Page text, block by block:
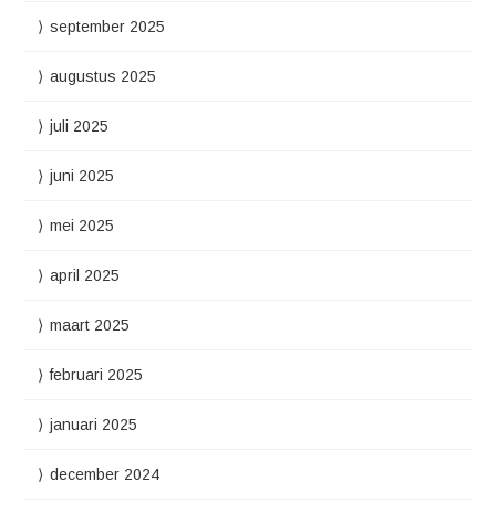
september 2025
augustus 2025
juli 2025
juni 2025
mei 2025
april 2025
maart 2025
februari 2025
januari 2025
december 2024